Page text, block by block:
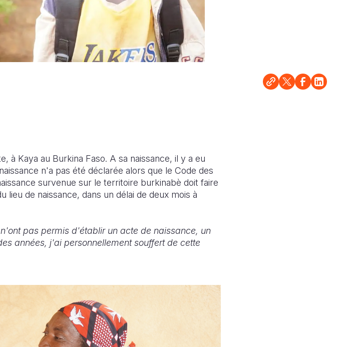
à Kaya au Burkina Faso. A sa naissance, il y a eu
n'a pas été déclarée alors que le Code des
survenue sur le territoire burkinabè doit faire
lieu de naissance, dans un délai de deux mois à
pas permis d'établir un acte de naissance, un
années, j'ai personnellement souffert de cette